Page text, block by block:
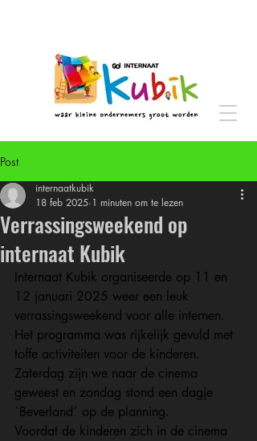
Post
Verrassingsweekend op
internaat Kubik
internaatkubik
18 feb 2025 1 minuten om te lezen
Internaat Kubik organiseerde op 11 en
12 januari 2025 weer een leuk
verrassingsweekend voor alle internen.
Het programma was rijkelijk gevuld met
toffe activiteiten voor de kinderen.
Zaterdag zijn we naar de cinema
geweest en zondag stond een dagje
`Beverland´ op de planning.
Voordat de kinderen zich in de cinema